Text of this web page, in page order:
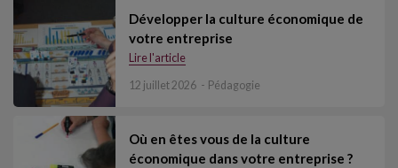
Développer la culture économique de
votre entreprise
Lire l'article
12 juillet 2026 Pédagogie
Où en êtes vous de la culture
économique dans votre entreprise ?